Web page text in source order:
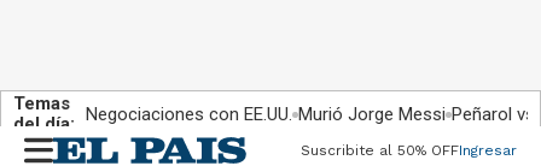
Temas
del día: Negociaciones con EE.UU. Murió Jorge Messi Peñarol
Suscribite al 50% OFFIngresar